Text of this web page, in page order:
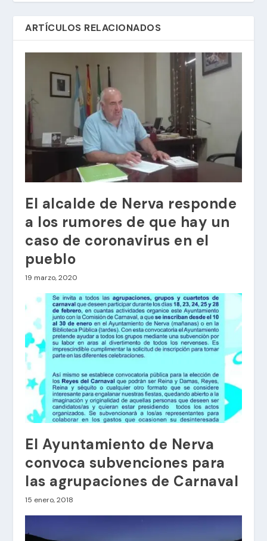
ARTÍCULOS RELACIONADOS
El alcalde de Nerva responde
a los rumores de que hay un
caso de coronavirus en el
pueblo
19 marzo, 2020
El Ayuntamiento de Nerva
convoca subvenciones para
las agrupaciones de Carnaval
15 enero, 2018